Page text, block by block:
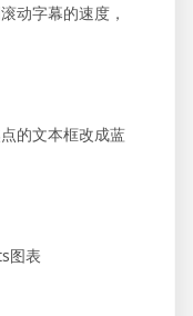
动字幕的速度，
的文本框改成蓝
图表